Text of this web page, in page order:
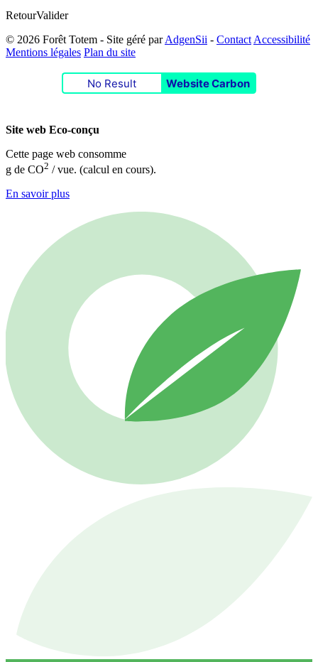
RetourValider
© 2026 Forêt Totem - Site géré parAdgenSii - Contact Accessibilité
Mentions légales Plan du site
No Result Website Carbon
Site web Eco-conçu
Cette page web consomme
g de CO2 / vue. (calcul en cours).
En savoir plus